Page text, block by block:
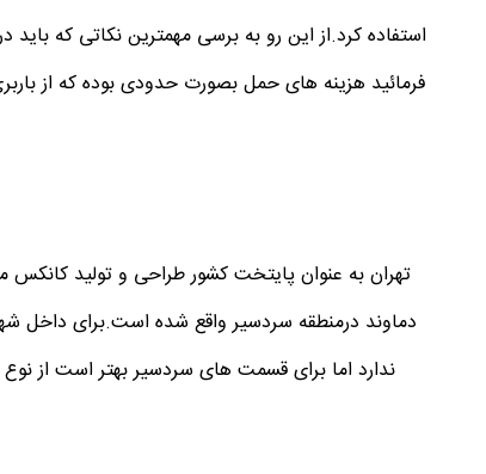
استفاده کرد.از این رو به برسی مهمترین نکاتی که
فرمائید هزینه های حمل بصورت حدودی بوده که از
تهران به عنوان پایتخت کشور طراحی و تولید کانکس
دماوند درمنطقه سردسیر واقع شده است.برای داخل
ندارد اما برای قسمت های سردسیر بهتر است از نوع